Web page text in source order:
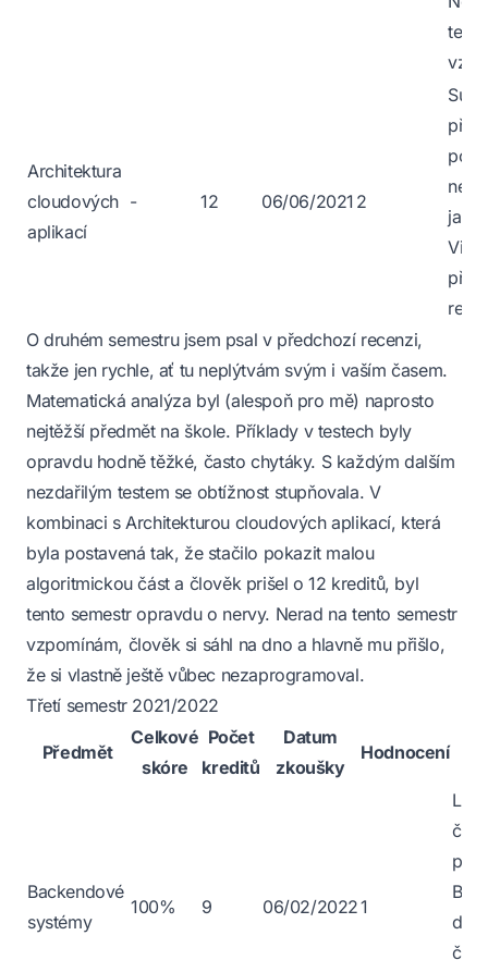
Architektura
cloudových
aplikací
- 12 06/06/2021 2
jak
Viz.
O druhém semestru jsem psal v předchozí recenzi,
takže jen rychle, ať tu neplýtvám svým i vaším časem.
Matematická analýza byl (alespoň pro mě) naprosto
nejtěžší předmět na škole. Příklady v testech byly
opravdu hodně těžké, často chytáky. S každým dalším
nezdařilým testem se obtížnost stupňovala. V
kombinaci s Architekturou cloudových aplikací, která
byla postavená tak, že stačilo pokazit malou
algoritmickou část a člověk prišel o 12 kreditů, byl
tento semestr opravdu o nervy. Nerad na tento semestr
vzpomínám, člověk si sáhl na dno a hlavně mu přišlo,
že si vlastně ještě vůbec nezaprogramoval.
Třetí semestr 2021/2022
Předmět
Celkové
skóre
Počet
kreditů
Datum
zkoušky
Hodnocení
Backendové
systémy
100% 9 06/02/20221